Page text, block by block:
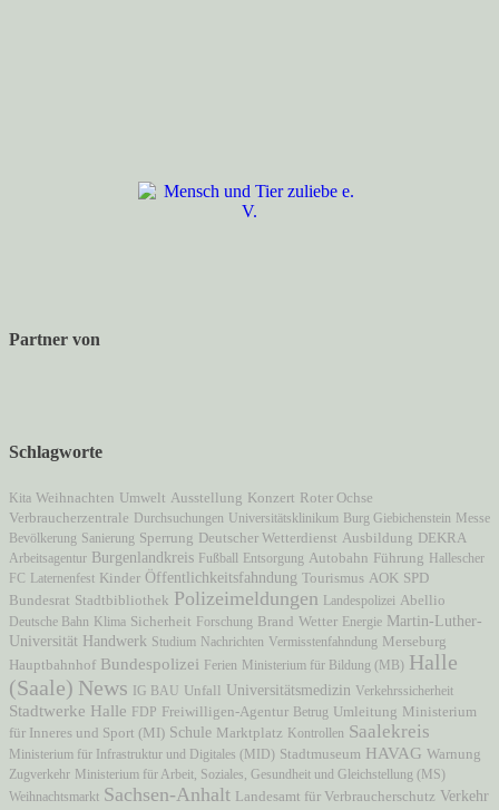
Partner von
Schlagworte
Kita Weihnachten Umwelt Ausstellung Konzert Roter Ochse
Verbraucherzentrale Durchsuchungen Universitätsklinikum Burg Giebichenstein Messe
Bevölkerung Sanierung Sperrung Deutscher Wetterdienst Ausbildung DEKRA
Arbeitsagentur Burgenlandkreis Fußball Entsorgung Autobahn Führung Hallescher
FC Laternenfest Kinder Öffentlichkeitsfahndung Tourismus AOK SPD
Bundesrat Stadtbibliothek Polizeimeldungen Landespolizei Abellio
Deutsche Bahn Klima Sicherheit Forschung Brand Wetter Energie Martin-Luther-
Universität Handwerk Studium Nachrichten Vermisstenfahndung Merseburg
Hauptbahnhof Bundespolizei Ferien Ministerium für Bildung (MB) Halle
(Saale) News IG BAU Unfall Universitätsmedizin Verkehrssicherheit
Stadtwerke Halle FDP Freiwilligen-Agentur Betrug Umleitung Ministerium
für Inneres und Sport (MI) Schule Marktplatz Kontrollen Saalekreis
Ministerium für Infrastruktur und Digitales (MID) Stadtmuseum HAVAG Warnung
Zugverkehr Ministerium für Arbeit, Soziales, Gesundheit und Gleichstellung (MS)
Weihnachtsmarkt Sachsen-Anhalt Landesamt für Verbraucherschutz Verkehr